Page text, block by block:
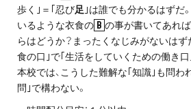
歩く｣＝｢忍び足 ｣は誰でも分かるはずだ
いるような衣食の B の事が書いてあれ
らはどうか？まったくなじみがないはず
食の口｣で｢生活をしていくための働き口
本校では、こうした難解な｢知識｣も問わ
問｣で構わない。